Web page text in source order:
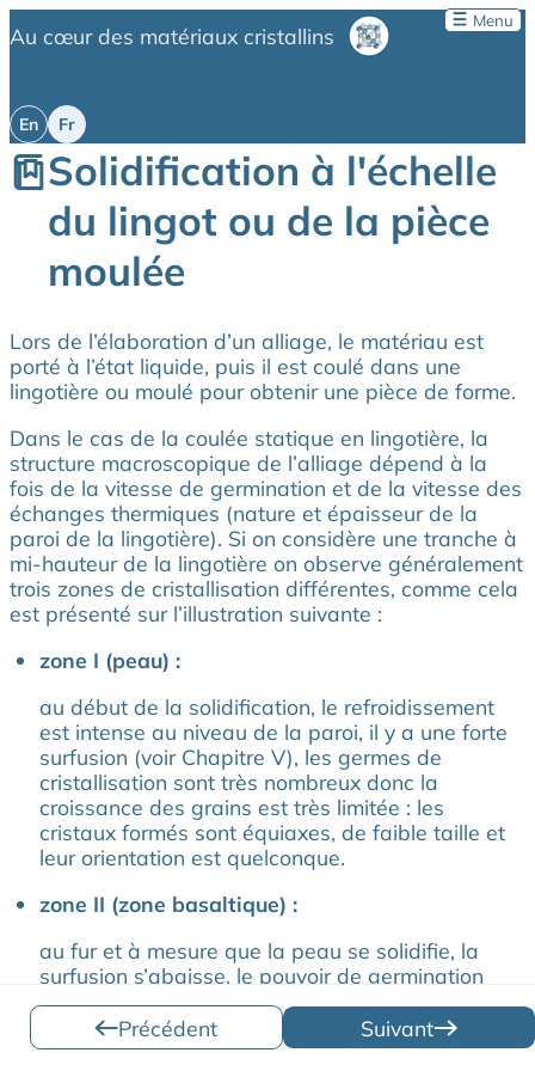
Au cœur des matériaux cristallins
Menu
Solidification à l'échelle
du lingot ou de la pièce
moulée
Lors de l’élaboration d’un alliage, le matériau est
porté à l’état liquide, puis il est coulé dans une
lingotière ou moulé pour obtenir une pièce de forme.
Dans le cas de la coulée statique en lingotière, la
structure macroscopique de l’alliage dépend à la
fois de la vitesse de germination et de la vitesse des
échanges thermiques (nature et épaisseur de la
paroi de la lingotière). Si on considère une tranche à
mi-hauteur de la lingotière on observe généralement
trois zones de cristallisation différentes, comme cela
est présenté sur l’illustration suivante :
zone I (peau) :
au début de la solidification, le refroidissement
est intense au niveau de la paroi, il y a une forte
surfusion (voir Chapitre V), les germes de
cristallisation sont très nombreux donc la
croissance des grains est très limitée : les
cristaux formés sont équiaxes, de faible taille et
leur orientation est quelconque.
zone II (zone basaltique) :
au fur et à mesure que la peau se solidifie, la
surfusion s’abaisse, le pouvoir de germination
diminue donnant lieu à des grains de forme
allongée colonnaire.
Précédent Suivant